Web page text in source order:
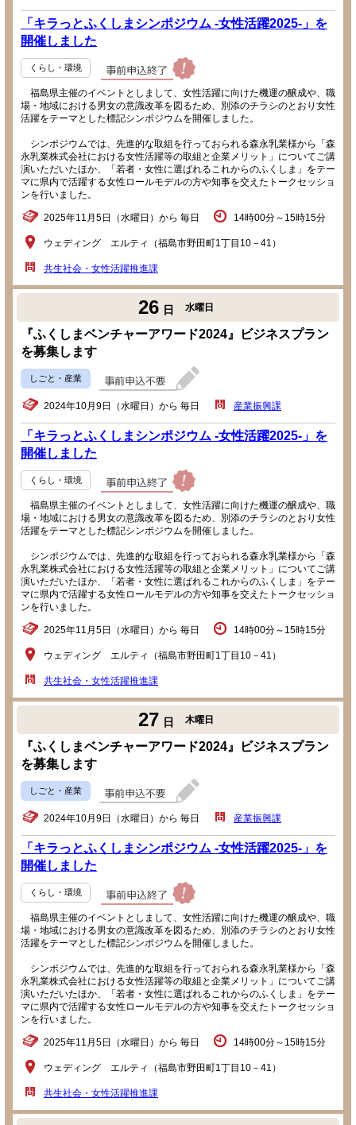
「キラっとふくしまシンポジウム -女性活躍2025-」を
開催しました
くらし・環境
福島県主催のイベントとしまして、女性活躍に向けた機運の醸成や、職
場・地域における男女の意識改革を図るため、別添のチラシのとおり女性
活躍をテーマとした標記シンポジウムを開催しました。
シンポジウムでは、先進的な取組を行っておられる森永乳業様から「森
永乳業株式会社における女性活躍等の取組と企業メリット」についてご講
演いただいたほか、「若者・女性に選ばれるこれからのふくしま」をテー
マに県内で活躍する女性ロールモデルの方や知事を交えたトークセッショ
ンを行いました。
2025年11月5日（水曜日）から 毎日 14時00分～15時15分
ウェディング エルティ（福島市野田町1丁目10－41）
共生社会・女性活躍推進課
26 日 水曜日
『ふくしまベンチャーアワード2024』ビジネスプラン
を募集します
しごと・産業
2024年10月9日（水曜日）から 毎日 産業振興課
「キラっとふくしまシンポジウム -女性活躍2025-」を
開催しました
くらし・環境
福島県主催のイベントとしまして、女性活躍に向けた機運の醸成や、職
場・地域における男女の意識改革を図るため、別添のチラシのとおり女性
活躍をテーマとした標記シンポジウムを開催しました。
シンポジウムでは、先進的な取組を行っておられる森永乳業様から「森
永乳業株式会社における女性活躍等の取組と企業メリット」についてご講
演いただいたほか、「若者・女性に選ばれるこれからのふくしま」をテー
マに県内で活躍する女性ロールモデルの方や知事を交えたトークセッショ
ンを行いました。
2025年11月5日（水曜日）から 毎日 14時00分～15時15分
ウェディング エルティ（福島市野田町1丁目10－41）
共生社会・女性活躍推進課
27 日 木曜日
『ふくしまベンチャーアワード2024』ビジネスプラン
を募集します
しごと・産業
2024年10月9日（水曜日）から 毎日 産業振興課
「キラっとふくしまシンポジウム -女性活躍2025-」を
開催しました
くらし・環境
福島県主催のイベントとしまして、女性活躍に向けた機運の醸成や、職
場・地域における男女の意識改革を図るため、別添のチラシのとおり女性
活躍をテーマとした標記シンポジウムを開催しました。
シンポジウムでは、先進的な取組を行っておられる森永乳業様から「森
永乳業株式会社における女性活躍等の取組と企業メリット」についてご講
演いただいたほか、「若者・女性に選ばれるこれからのふくしま」をテー
マに県内で活躍する女性ロールモデルの方や知事を交えたトークセッショ
ンを行いました。
2025年11月5日（水曜日）から 毎日 14時00分～15時15分
ウェディング エルティ（福島市野田町1丁目10－41）
共生社会・女性活躍推進課